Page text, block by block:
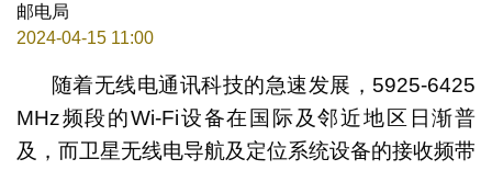
邮电局
2024-04-15 11:00
随着无线电通讯科技的急速发展，5925-6425
MHz频段的Wi-Fi设备在国际及邻近地区日渐普
及，而卫星无线电导航及定位系统设备的接收频带